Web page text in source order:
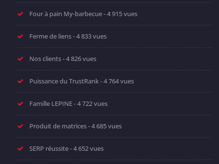
Four à pain My-barbecue- 4 915 vues
Ferme de liens- 4 833 vues
Nos clients- 4 826 vues
Puissance du TrustRank- 4 764 vues
Famille LEPINE- 4 722 vues
Produit de matrices- 4 685 vues
SERP réussite- 4 652 vues